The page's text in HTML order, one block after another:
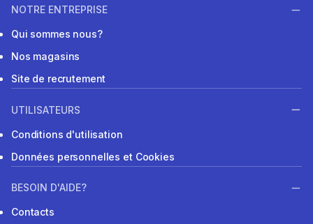
NOTRE ENTREPRISE
Qui sommes nous?
Nos magasins
Site de recrutement
UTILISATEURS
Conditions d'utilisation
Données personnelles et Cookies
BESOIN D'AIDE?
Contacts